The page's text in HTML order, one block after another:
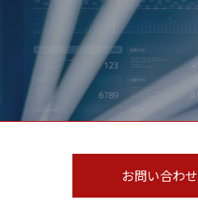
お問い合わせ